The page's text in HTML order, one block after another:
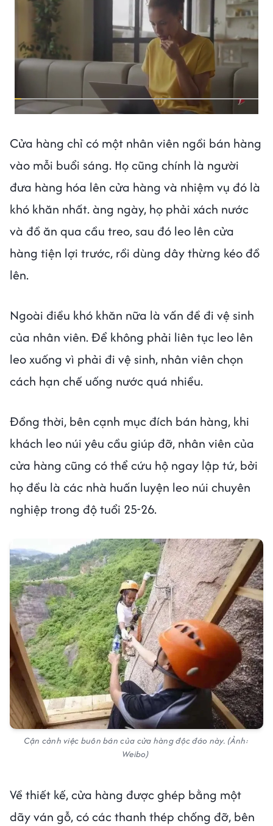
Cửa hàng chỉ có một nhân viên ngồi bán hàng
vào mỗi buổi sáng. Họ cũng chính là người
đưa hàng hóa lên cửa hàng và nhiệm vụ đó là
khó khăn nhất. àng ngày, họ phải xách nước
và đồ ăn qua cầu treo, sau đó leo lên cửa
hàng tiện lợi trước, rồi dùng dây thừng kéo đồ
lên.
Ngoài điều khó khăn nữa là vấn đề đi vệ sinh
của nhân viên. Để không phải liên tục leo lên
leo xuống vì phải đi vệ sinh, nhân viên chọn
cách hạn chế uống nước quá nhiều.
Đồng thời, bên cạnh mục đích bán hàng, khi
khách leo núi yêu cầu giúp đỡ, nhân viên của
cửa hàng cũng có thể cứu hộ ngay lập tứ, bởi
họ đều là các nhà huấn luyện leo núi chuyên
nghiệp trong độ tuổi 25-26.
Cận cảnh việc buôn bán của cửa hàng độc đáo này. (Ảnh:
Weibo)
Về thiết kế, cửa hàng được ghép bằng một
dãy ván gỗ, có các thanh thép chống đỡ, bên